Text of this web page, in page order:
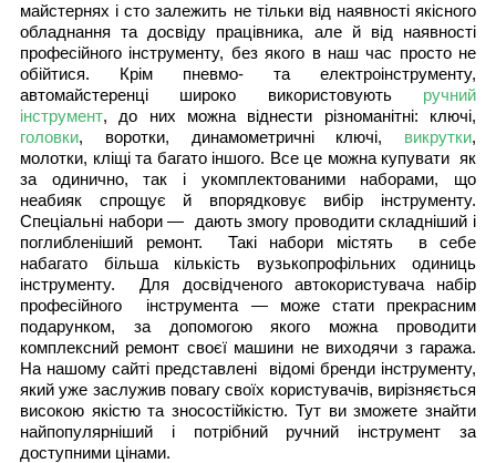
майстернях і сто залежить не тільки від наявності якісного
обладнання та досвіду працівника, але й від наявності
професійного інструменту, без якого в наш час просто не
обійтися. Крім пневмо- та електроінструменту,
автомайстеренці широко використовують ручний
інструмент, до них можна віднести різноманітні: ключі,
головки, воротки, динамометричні ключі, викрутки,
молотки, кліщі та багато іншого. Все це можна купувати як
за одинично, так і укомплектованими наборами, що
неабияк спрощує й впорядковує вибір інструменту.
Спеціальні набори — дають змогу проводити складніший і
поглибленіший ремонт. Такі набори містять в себе
набагато більша кількість вузькопрофільних одиниць
інструменту. Для досвідченого автокористувача набір
професійного інструмента — може стати прекрасним
подарунком, за допомогою якого можна проводити
комплексний ремонт своєї машини не виходячи з гаража.
На нашому сайті представлені відомі бренди інструменту,
який уже заслужив повагу своїх користувачів, вирізняється
високою якістю та зносостійкістю. Тут ви зможете знайти
найпопулярніший і потрібний ручний інструмент за
доступними цінами.